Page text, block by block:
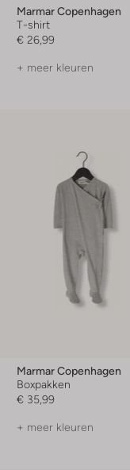
Marmar Copenhagen
T-shirt
€ 26,99
+ meer kleuren
Marmar Copenhagen
Boxpakken
€ 35,99
+ meer kleuren